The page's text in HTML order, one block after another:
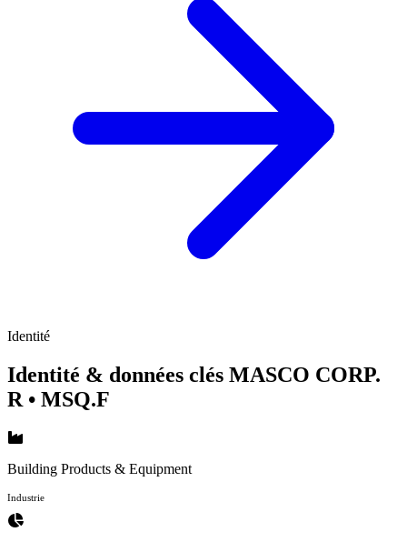
Identité
Identité & données clés MASCO CORP.
R • MSQ.F
Building Products & Equipment
Industrie